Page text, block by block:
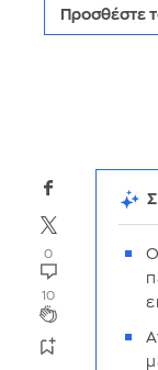
Προσθέστε
0
10